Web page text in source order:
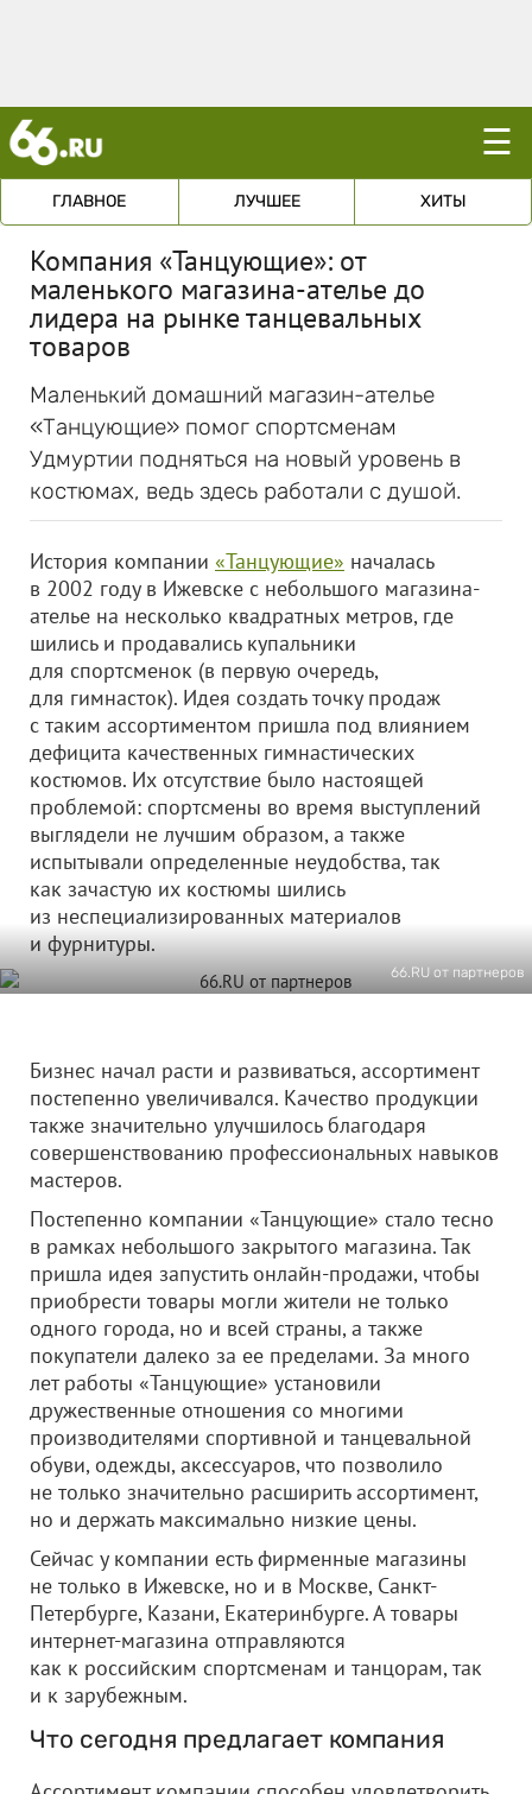
☰
ГЛАВНОЕ ЛУЧШЕЕ ХИТЫ
Компания «Танцующие»: от
маленького магазина-ателье до
лидера на рынке танцевальных
товаров
Маленький домашний магазин-ателье
«Танцующие» помог спортсменам
Удмуртии подняться на новый уровень в
костюмах, ведь здесь работали с душой.
История компании «Танцующие» началась
в 2002 году в Ижевске с небольшого магазина-
ателье на несколько квадратных метров, где
шились и продавались купальники
для спортсменок (в первую очередь,
для гимнасток). Идея создать точку продаж
с таким ассортиментом пришла под влиянием
дефицита качественных гимнастических
костюмов. Их отсутствие было настоящей
проблемой: спортсмены во время выступлений
выглядели не лучшим образом, а также
испытывали определенные неудобства, так
как зачастую их костюмы шились
из неспециализированных материалов
и фурнитуры.
66.RU от партнеров
Бизнес начал расти и развиваться, ассортимент
постепенно увеличивался. Качество продукции
также значительно улучшилось благодаря
совершенствованию профессиональных навыков
мастеров.
Постепенно компании «Танцующие» стало тесно
в рамках небольшого закрытого магазина. Так
пришла идея запустить онлайн-продажи, чтобы
приобрести товары могли жители не только
одного города, но и всей страны, а также
покупатели далеко за ее пределами. За много
лет работы «Танцующие» установили
дружественные отношения со многими
производителями спортивной и танцевальной
обуви, одежды, аксессуаров, что позволило
не только значительно расширить ассортимент,
но и держать максимально низкие цены.
Сейчас у компании есть фирменные магазины
не только в Ижевске, но и в Москве, Санкт-
Петербурге, Казани, Екатеринбурге. А товары
интернет-магазина отправляются
как к российским спортсменам и танцорам, так
и к зарубежным.
Что сегодня предлагает компания